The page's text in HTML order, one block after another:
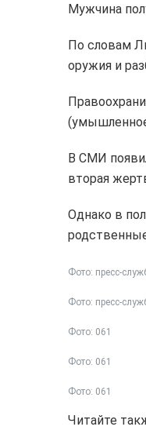
Мужчина
По словам
оружия и
В СМИ
вторая
Однако в
Фото: пресс-
Фото: пресс-
Фото: 061
Фото: 061
Фото: 061
Читайте